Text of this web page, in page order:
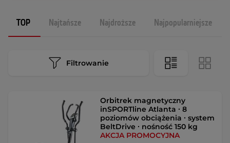
TOP Najtańsze Najdroższe Najpopularniejsze
Filtrowanie
Orbitrek magnetyczny
inSPORTline Atlanta ∙ 8
poziomów obciążenia ∙ system
BeltDrive ∙ nośność 150 kg
AKCJA PROMOCYJNA